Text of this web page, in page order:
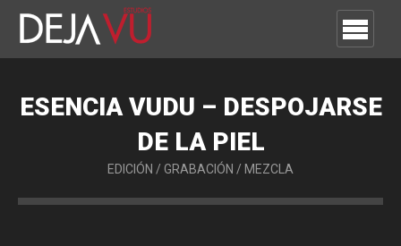
ESENCIA VUDU – DESPOJARSE
DE LA PIEL
EDICIÓN / GRABACIÓN / MEZCLA